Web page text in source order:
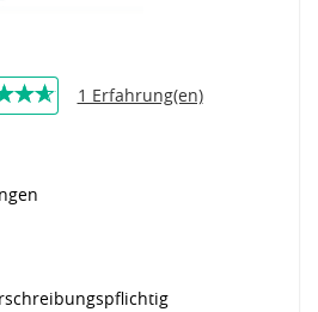
1 Erfahrung(en)